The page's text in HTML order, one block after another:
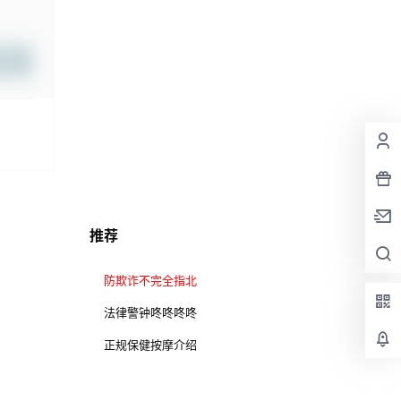
推荐
防欺诈不完全指北
法律警钟咚咚咚咚
正规保健按摩介绍